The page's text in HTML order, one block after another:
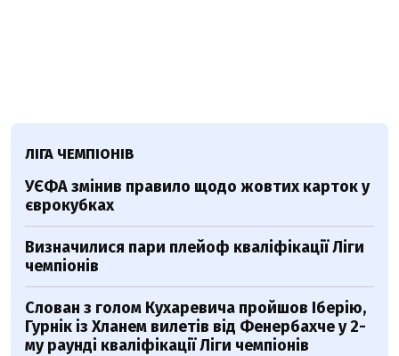
ЛІГА ЧЕМПІОНІВ
УЄФА змінив правило щодо жовтих карток у
єврокубках
Визначилися пари плейоф кваліфікації Ліги
чемпіонів
Слован з голом Кухаревича пройшов Іберію,
Гурнік із Хланем вилетів від Фенербахче у 2-
му раунді кваліфікації Ліги чемпіонів